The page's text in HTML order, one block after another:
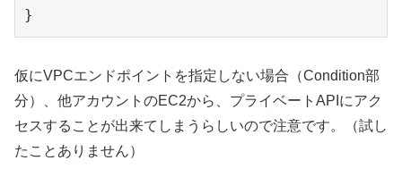
}
仮にVPCエンドポイントを指定しない場合（Condition部
分）、他アカウントのEC2から、プライベートAPIにアク
セスすることが出来てしまうらしいので注意です。（試し
たことありません）